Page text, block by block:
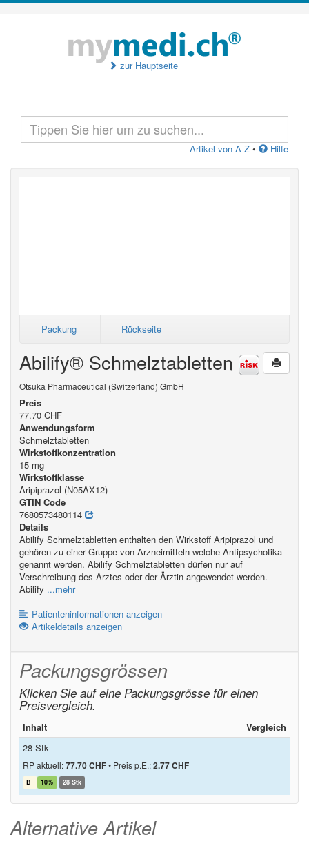
zur Hauptseite
Artikel von A-Z • Hilfe
Packung Rückseite
Abilify® Schmelztabletten
Otsuka Pharmaceutical (Switzerland) GmbH
Preis
77.70 CHF
Anwendungsform
Schmelztabletten
Wirkstoffkonzentration
15 mg
Wirkstoffklasse
Aripiprazol (N05AX12)
GTIN Code
7680573480114
Details
Abilify Schmelztabletten enthalten den Wirkstoff Aripiprazol und
gehören zu einer Gruppe von Arzneimitteln welche Antipsychotika
genannt werden. Abilify Schmelztabletten dürfen nur auf
Verschreibung des Arztes oder der Ärztin angewendet werden.
Abilify ...mehr
Patienteninformationen anzeigen
Artikeldetails anzeigen
Packungsgrössen
Klicken Sie auf eine Packungsgrösse für einen
Preisvergleich.
Inhalt
Vergleich
28 Stk
RP aktuell:77.70 CHF• Preis p.E.:2.77 CHF
B 10% 28 Stk
Alternative Artikel